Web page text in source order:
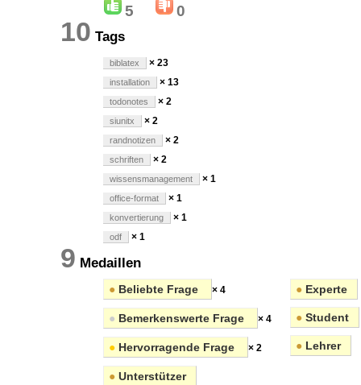
5 0
10 Tags
biblatex × 23
installation × 13
todonotes × 2
siunitx × 2
randnotizen × 2
schriften × 2
wissensmanagement × 1
office-format × 1
konvertierung × 1
odf × 1
9 Medaillen
● Beliebte Frage × 4
● Bemerkenswerte Frage × 4
● Hervorragende Frage × 2
● Unterstützer
● Experte
● Student
● Lehrer